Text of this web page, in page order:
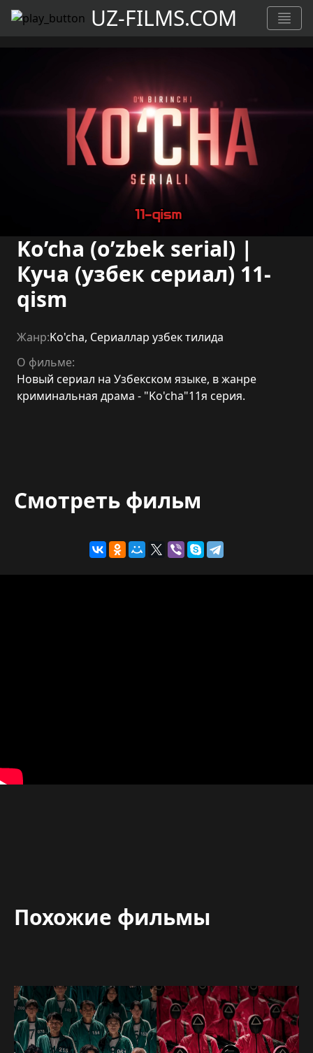
UZ-FILMS.COM
Ko’cha (o’zbek serial) |
Куча (узбек сериал) 11-
qism
Жанр:Ko'cha, Сериаллар узбек тилида
О фильме:
Новый сериал на Узбекском языке, в жанре
криминальная драма - "Ko'cha"11я серия.
Смотреть фильм
Похожие фильмы